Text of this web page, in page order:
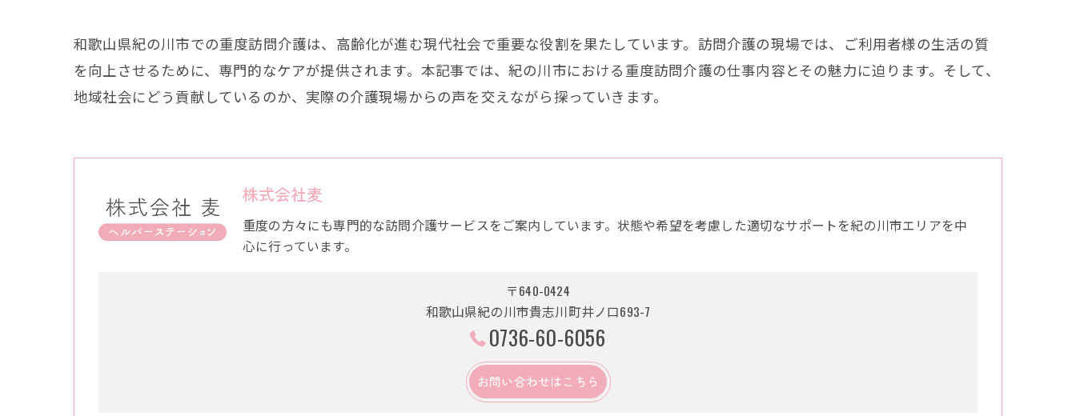
和歌山県紀の川市での重度訪問介護は、高齢化が進む現代社会で重要な役割を果たしています。訪問介護の現場では、ご利用者様の生活の質
を向上させるために、専門的なケアが提供されます。本記事では、紀の川市における重度訪問介護の仕事内容とその魅力に迫ります。そして、
地域社会にどう貢献しているのか、実際の介護現場からの声を交えながら探っていきます。
株式会社麦
重度の方々にも専門的な訪問介護サービスをご案内しています。状態や希望を考慮した適切なサポートを紀の川市エリアを中
心に行っています。
〒640-0424
和歌山県紀の川市貴志川町井ノ口693-7
0736-60-6056
お問い合わせはこちら